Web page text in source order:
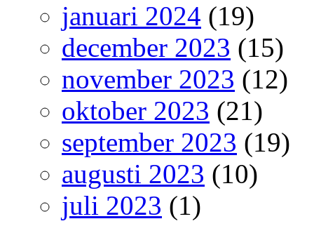
januari 2024 (19)
december 2023 (15)
november 2023 (12)
oktober 2023 (21)
september 2023 (19)
augusti 2023 (10)
juli 2023 (1)